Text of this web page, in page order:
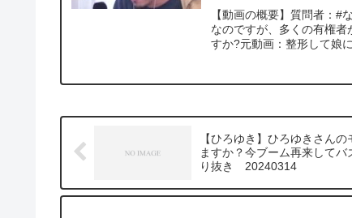
【動画の概要】質問者：#
なのですが、多くの有権
すか?元動画：整形して娘
【ひろゆき】ひろゆきさん
ますか？今ブーム再来して
り抜き 20240314